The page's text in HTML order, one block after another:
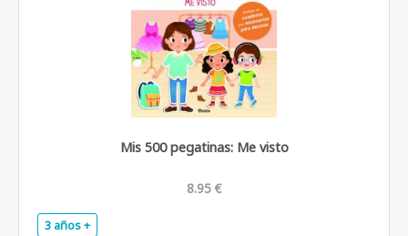
Mis 500 pegatinas: Me visto
8.95 €
3 años +